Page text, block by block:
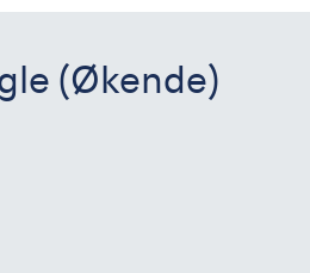
(Økende)